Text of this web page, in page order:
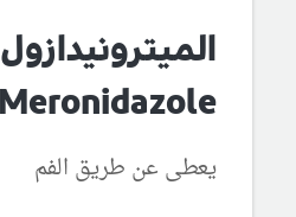
الميترونيدازول
Meronidazole للرضع
يعطى عن طريق الفم